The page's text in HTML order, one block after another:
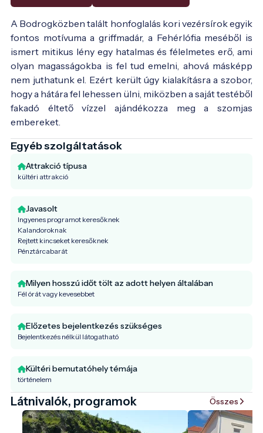
A Bodrogközben talált honfoglalás kori vezérsírok egyik
fontos motívuma a griffmadár, a Fehérlófia meséből is
ismert mitikus lény egy hatalmas és félelmetes erő, ami
olyan magasságokba is fel tud emelni, ahová másképp
nem juthatunk el. Ezért került úgy kialakításra a szobor,
hogy a hátára fel lehessen ülni, miközben a saját testéből
fakadó éltető vízzel ajándékozza meg a szomjas
embereket.
Egyéb szolgáltatások
Attrakció típusa
kültéri attrakció
Javasolt
Ingyenes programot keresőknek
Kalandoroknak
Rejtett kincseket keresőknek
Pénztárcabarát
Milyen hosszú időt tölt az adott helyen általában
Fél órát vagy kevesebbet
Előzetes bejelentkezés szükséges
Bejelentkezés nélkül látogatható
Kültéri bemutatóhely témája
történelem
Látnivalók, programok Összes